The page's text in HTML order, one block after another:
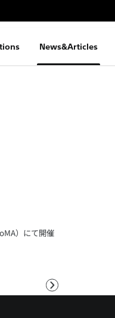
News&Articles
）にて開催
次